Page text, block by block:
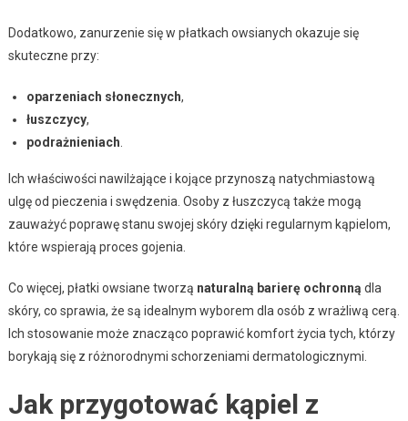
Dodatkowo, zanurzenie się w płatkach owsianych okazuje się
skuteczne przy:
oparzeniach słonecznych,
łuszczycy,
podrażnieniach
Ich właściwości nawilżające i kojące przynoszą natychmiastową
ulgę od pieczenia i swędzenia. Osoby z łuszczycą także mogą
zauważyć poprawę stanu swojej skóry dzięki regularnym kąpielom,
które wspierają proces gojenia.
Co więcej, płatki owsiane tworzą naturalną barierę ochronną dla
skóry, co sprawia, że są idealnym wyborem dla osób z wrażliwą cerą.
Ich stosowanie może znacząco poprawić komfort życia tych, którzy
borykają się z różnorodnymi schorzeniami dermatologicznymi.
Jak przygotować kąpiel z